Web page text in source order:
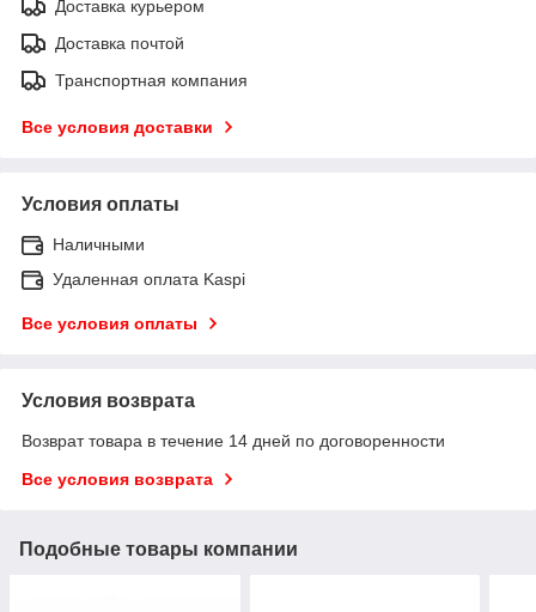
Доставка курьером
Доставка почтой
Транспортная компания
Все условия доставки
Условия оплаты
Наличными
Удаленная оплата Kaspi
Все условия оплаты
Условия возврата
Возврат товара в течение 14 дней по договоренности
Все условия возврата
Подобные товары компании